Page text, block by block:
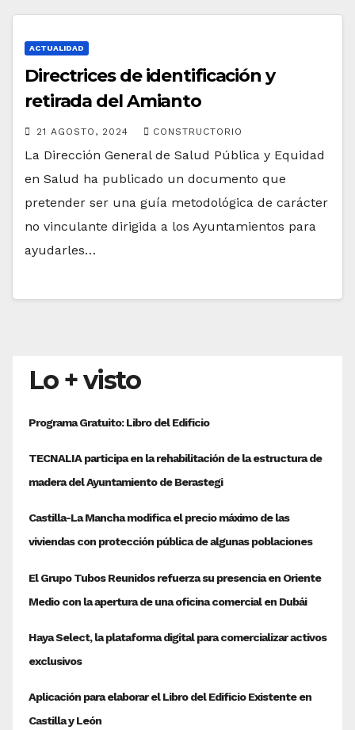
ACTUALIDAD
Directrices de identificación y
retirada del Amianto
21 AGOSTO, 2024 CONSTRUCTORIO
La Dirección General de Salud Pública y Equidad
en Salud ha publicado un documento que
pretender ser una guía metodológica de carácter
no vinculante dirigida a los Ayuntamientos para
ayudarles…
Lo + visto